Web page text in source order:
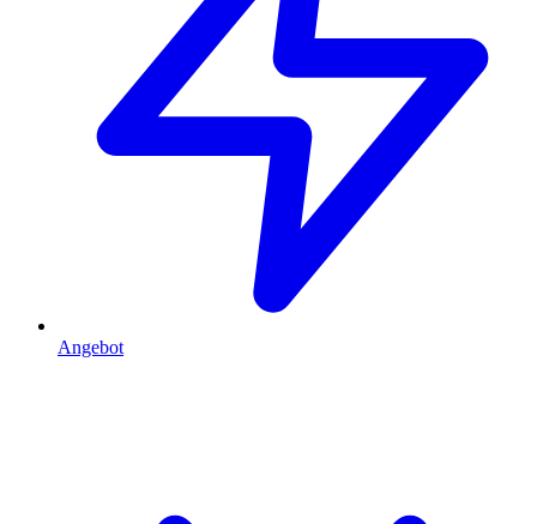
Angebot